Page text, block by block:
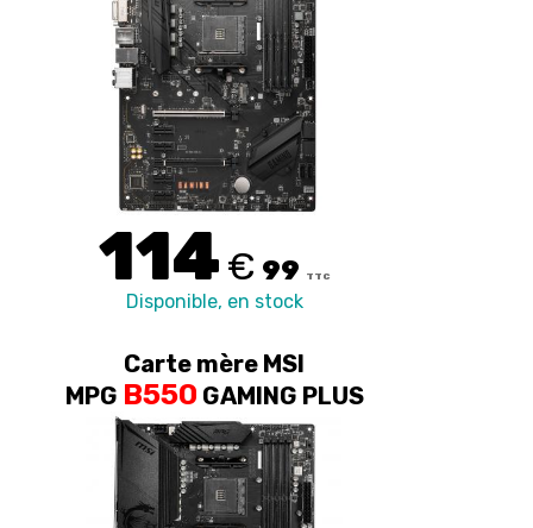
114 € 99 TTC
Disponible, en stock
Carte mère MSI
MPG B550 GAMING PLUS